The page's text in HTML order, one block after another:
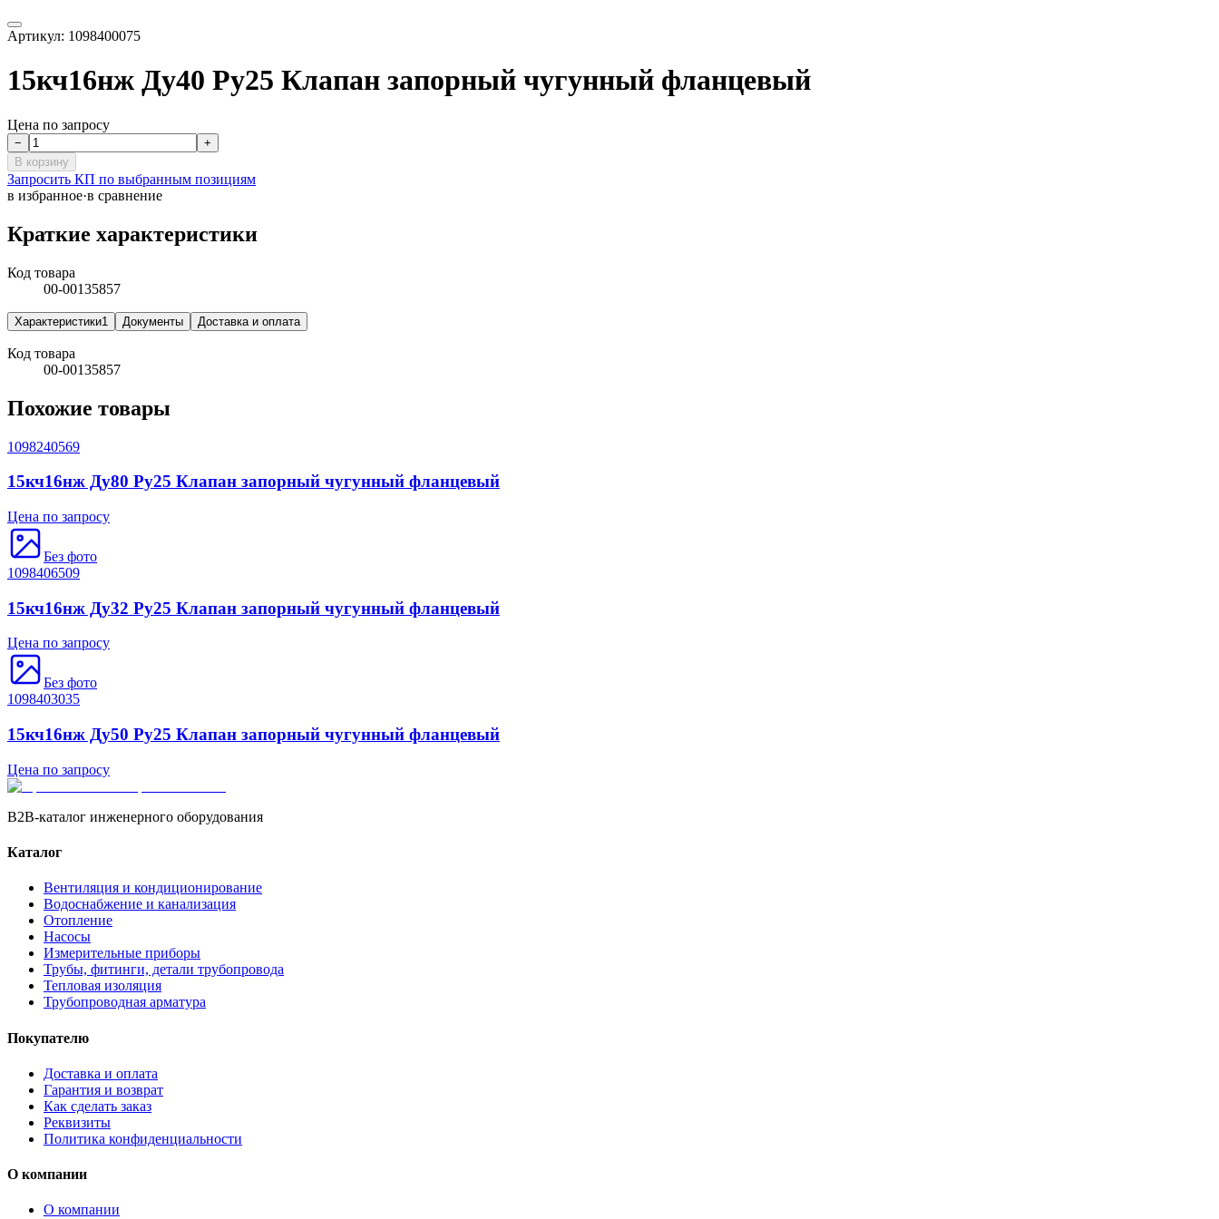
Артикул: 1098400075
15кч16нж Ду40 Ру25 Клапан запорный чугунный фланцевый
Цена по запросу
−
+
В корзину
Запросить КП по выбранным позициям
в избранное·в сравнение
Краткие характеристики
Код товара
00-00135857
Характеристики1 Документы Доставка и оплата
Код товара
00-00135857
Похожие товары
1098240569
15кч16нж Ду80 Ру25 Клапан запорный чугунный фланцевый
Цена по запросу
Без фото
1098406509
15кч16нж Ду32 Ру25 Клапан запорный чугунный фланцевый
Цена по запросу
Без фото
1098403035
15кч16нж Ду50 Ру25 Клапан запорный чугунный фланцевый
Цена по запросу
B2B-каталог инженерного оборудования
Каталог
Вентиляция и кондиционирование
Водоснабжение и канализация
Отопление
Насосы
Измерительные приборы
Трубы, фитинги, детали трубопровода
Тепловая изоляция
Трубопроводная арматура
Покупателю
Доставка и оплата
Гарантия и возврат
Как сделать заказ
Реквизиты
Политика конфиденциальности
О компании
О компании